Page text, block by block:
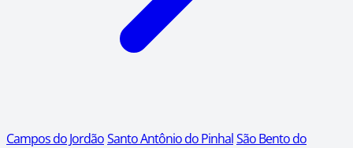
Campos do JordãoSanto Antônio do PinhalSão Bento do